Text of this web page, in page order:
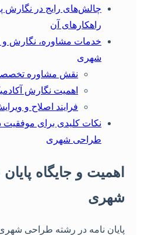
چالش‌های رایج در نگارش
راهکارهای آن
خدمات مشاوره، نگارش و
شهری
نقش مشاوره تخصصی
اهمیت نگارش آکادمیک و
فرایند اصلاح و ویرایش
نکات کلیدی برای موفقیت در
طراحی شهری
اهمیت و جایگاه پایان
شهری
پایان نامه در رشته طراحی شهری،